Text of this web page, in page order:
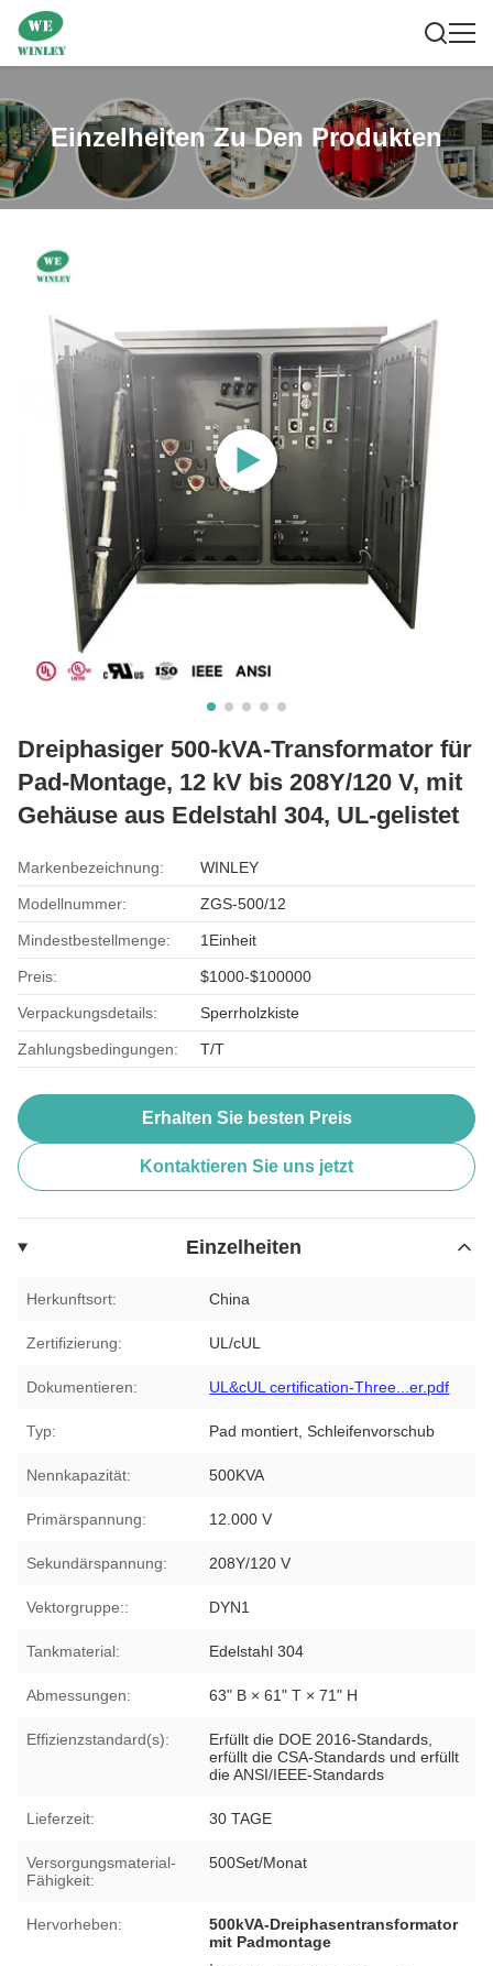
Einzelheiten Zu Den Produkten
Dreiphasiger 500-kVA-Transformator für
Pad-Montage, 12 kV bis 208Y/120 V, mit
Gehäuse aus Edelstahl 304, UL-gelistet
Markenbezeichnung: WINLEY
Modellnummer: ZGS-500/12
Mindestbestellmenge: 1Einheit
Preis: $1000-$100000
Verpackungsdetails: Sperrholzkiste
Zahlungsbedingungen: T/T
Erhalten Sie besten Preis
Kontaktieren Sie uns jetzt
Einzelheiten
Herkunftsort: China
Zertifizierung: UL/cUL
Dokumentieren: UL&cUL certification-Three...er.pdf
Typ: Pad montiert, Schleifenvorschub
Nennkapazität: 500KVA
Primärspannung: 12.000 V
Sekundärspannung: 208Y/120 V
Vektorgruppe:: DYN1
Tankmaterial: Edelstahl 304
Abmessungen: 63" B × 61" T × 71" H
Effizienzstandard(s):
Erfüllt die DOE 2016-Standards,
erfüllt die CSA-Standards und erfüllt
die ANSI/IEEE-Standards
Lieferzeit: 30 TAGE
Versorgungsmaterial-
Fähigkeit:
500Set/Monat
Hervorheben:
500kVA-Dreiphasentransformator
mit Padmontage